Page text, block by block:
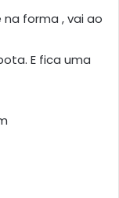
forma , vai ao
E fica uma